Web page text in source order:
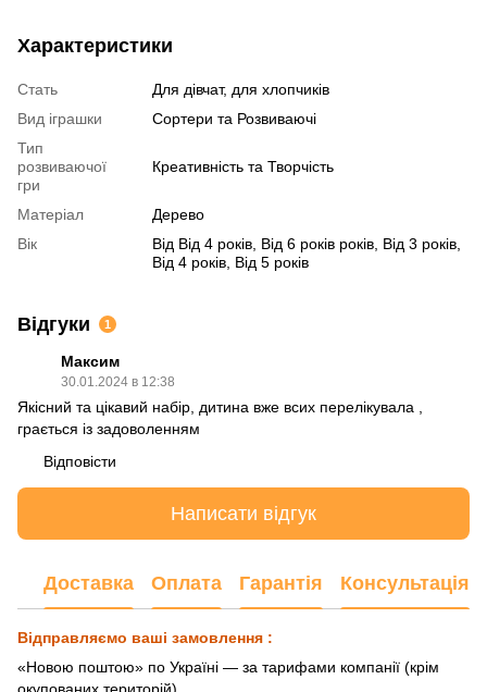
Характеристики
Стать
Для дівчат, для хлопчиків
Вид іграшки
Сортери та Розвиваючі
Тип
розвиваючої
гри
Креативність та Творчість
Матеріал
Дерево
Вік
Від Від 4 років, Від 6 років років, Від 3 років,
Від 4 років, Від 5 років
Відгуки 1
Максим
30.01.2024 в 12:38
Якісний та цікавий набір, дитина вже всих перелікувала ,
грається із задоволенням
Відповісти
Написати відгук
Доставка Оплата Гарантія Консультація
Відправляємо ваші замовлення :
«Новою поштою» по Україні — за тарифами компанії (крім